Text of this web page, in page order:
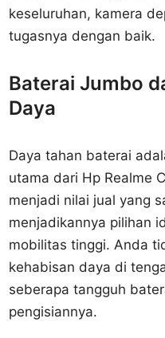
keseluruhan, kamera
tugasnya dengan baik.
Baterai Jumbo
Daya
Daya tahan baterai
utama dari Hp Realme
menjadi nilai jual yang
menjadikannya pilihan
mobilitas tinggi. Anda
kehabisan daya di
seberapa tangguh
pengisiannya.